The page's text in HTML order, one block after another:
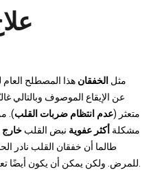
مثل الخفقان هذا المصطلح
عن الإيقاع الموصوف وبالتالي
متعثر (عدم انتظام ضربات القلب).
مشكلة أكثر عفوية نبض القلب
طالما أن خفقان القلب نادر